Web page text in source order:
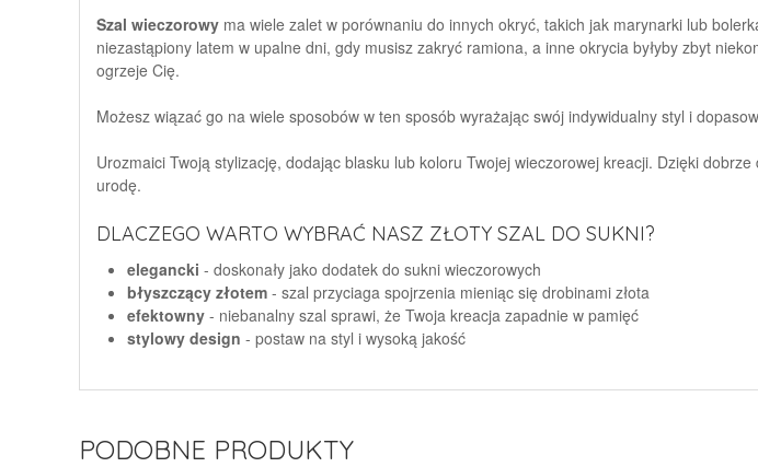
Szal wieczorowy ma wiele zalet w porównaniu do innych okryć, takich jak marynarki lub
niezastąpiony latem w upalne dni, gdy musisz zakryć ramiona, a inne okrycia byłyby zbyt
ogrzeje Cię.
Możesz wiązać go na wiele sposobów w ten sposób wyrażając swój indywidualny styl i
Urozmaici Twoją stylizację, dodając blasku lub koloru Twojej wieczorowej kreacji. Dzięki
urodę.
DLACZEGO WARTO WYBRAĆ NASZ ZŁOTY SZAL DO SUKNI?
elegancki - doskonały jako dodatek do sukni wieczorowych
błyszczący złotem - szal przyciaga spojrzenia mieniąc się drobinami złota
efektowny - niebanalny szal sprawi, że Twoja kreacja zapadnie w pamięć
stylowy design - postaw na styl i wysoką jakość
PODOBNE PRODUKTY